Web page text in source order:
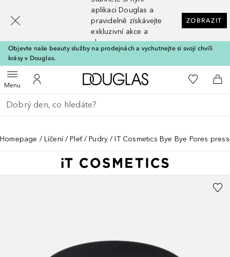
aplikaci Douglas a
pravidelně získávejte
exkluzivní akce a
slevy
ZOBRAZIT
Objevte naše beauty služby na prodejnách a vychutnejte si svojí chvíli
krásy v Douglas.
MenuOtevřít menuK mému účtu
Domů K mému
Do
Vraťte se
Proveďte vyhledávání
Homepage Líčení Pleť Pudry IT Cosmetics Bye Bye Pores
[navigation.slideout.screenreader]